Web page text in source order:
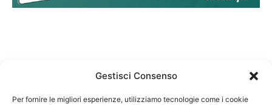
Gestisci Consenso
Per fornire le migliori esperienze, utilizziamo tecnologie come i cookie